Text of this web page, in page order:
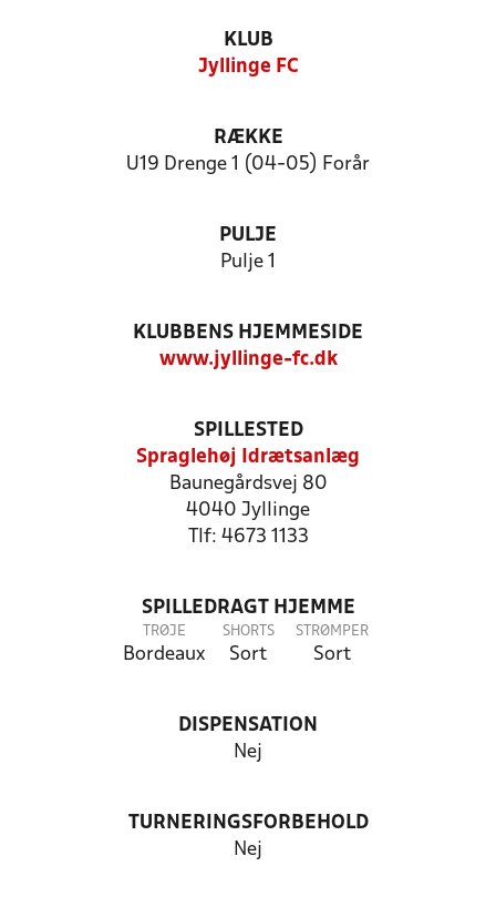
KLUB
Jyllinge FC
RÆKKE
U19 Drenge 1 (04-05) Forår
PULJE
Pulje 1
KLUBBENS HJEMMESIDE
www.jyllinge-fc.dk
SPILLESTED
Spraglehøj Idrætsanlæg
Baunegårdsvej 80
4040 Jyllinge
Tlf: 4673 1133
SPILLEDRAGT HJEMME
TRØJE
Bordeaux
SHORTS
Sort
STRØMPER
Sort
DISPENSATION
Nej
TURNERINGSFORBEHOLD
Nej